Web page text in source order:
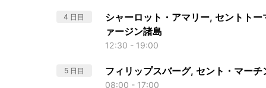
4 日目
シャーロット・アマリー, セントト
ァージン諸島
12:30 - 19:00
5 日目 フィリップスバーグ, セント・マーチ
08:00 - 17:00